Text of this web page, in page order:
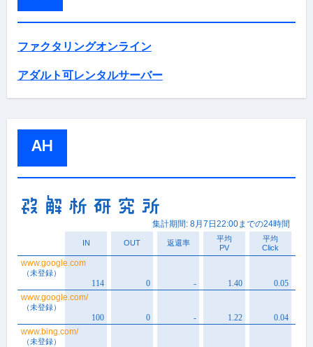
ファクタリングオンライン
アダルト可レンタルサーバー
AH